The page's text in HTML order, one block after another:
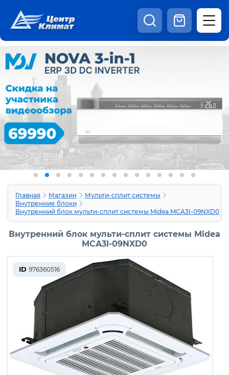
Каталог
Статьи
Наши работы Отзывы
Доставка и оплата Оферта
Контакты
8:00 - 20:00 Шоурум
Главная Магазин
Мульти-сплит системы
Внутренние блоки
Внутренний блок мульти-сплит системы Midea MCA3I-09NXD0
Внутренний блок мульти-сплит системы Midea
MCA3I-09NXD0
ID 976360516